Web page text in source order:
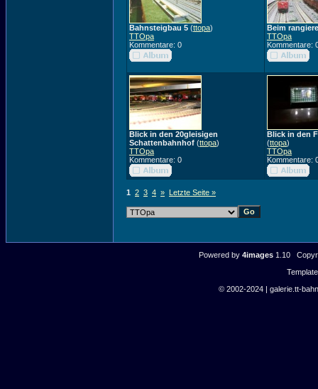
Bahnsteigbau 5 (ttopa)
TTOpa
Kommentare: 0
Beim
TTOpa
Kommentare:
Blick in den 20gleisigen
Schattenbahnhof (ttopa)
TTOpa
Kommentare: 0
Blick in den
(ttopa)
TTOpa
Kommentare:
1 2 3 4 » Letzte Seite »
Powered by 4images1.10
© 2002-2024 | galerie.tt-